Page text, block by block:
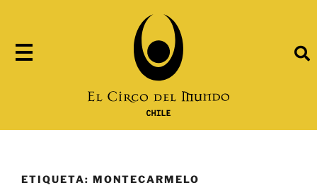
ETIQUETA: MONTECARMELO